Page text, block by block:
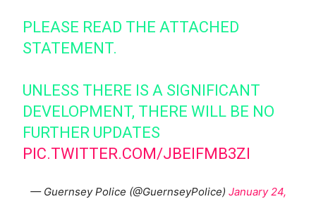
PLEASE READ THE ATTACHED
STATEMENT.
UNLESS THERE IS A SIGNIFICANT
DEVELOPMENT, THERE WILL BE NO
FURTHER UPDATES
PIC.TWITTER.COM/JBEIFMB3ZI
— Guernsey Police (@GuernseyPolice) January 24,